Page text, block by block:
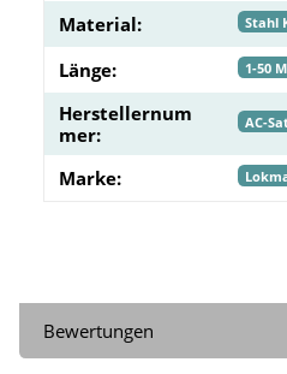
Material: Stahl
Länge: 1-50
Herstellernum
mer:
AC-
Marke:
Bewertungen